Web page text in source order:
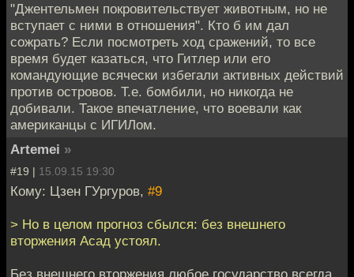
"Джентельмен покровительствует животным, но не
вступает с ними в отношения". Кто б им дал
сожрать? Если посмотреть ход сражений, то все
время будет казаться, что Гитлер или его
командующие всячески избегали активных действий
против островов. Т.е. бомбили, но никогда не
добивали. Такое впечатление, что воевали как
американцы с ИГИЛом.
Artemei »
#19 | 15.09.15 19:30
Кому: Цзен ГУргуров, #9
> Но в целом прогноз сбылся: без внешнего
вторжения Асад устоял.